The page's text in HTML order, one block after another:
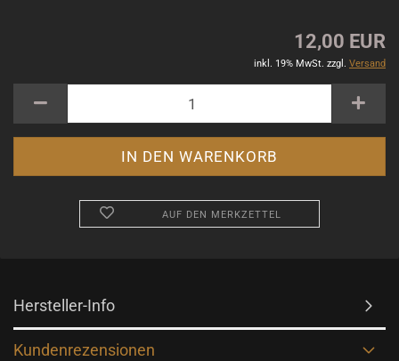
12,00 EUR
inkl. 19% MwSt. zzgl. Versand
AUF DEN MERKZETTEL
Hersteller-Info
Kundenrezensionen